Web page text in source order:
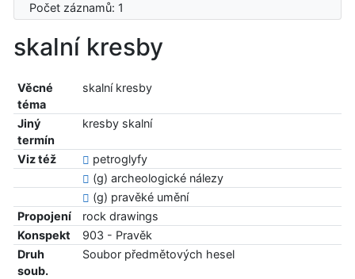
Počet záznamů: 1
skalní kresby
Věcné
téma
skalní kresby
Jiný
termín
kresby skalní
Viz též
petroglyfy
(g) archeologické nálezy
(g) pravěké umění
Propojení
rock drawings
Konspekt
903 - Pravěk
Druh
soub.
Soubor předmětových hesel